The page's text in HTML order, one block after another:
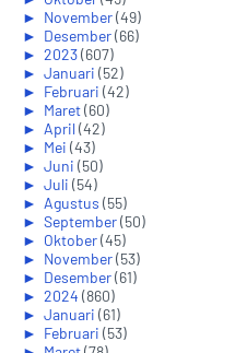
► November(49)
► Desember(66)
► 2023(607)
► Januari (52)
► Februari (42)
► Maret(60)
► April(42)
► Mei (43)
► Juni (50)
► Juli (54)
► Agustus (55)
► September(50)
► Oktober(45)
► November(53)
► Desember(61)
► 2024 (860)
► Januari (61)
► Februari (53)